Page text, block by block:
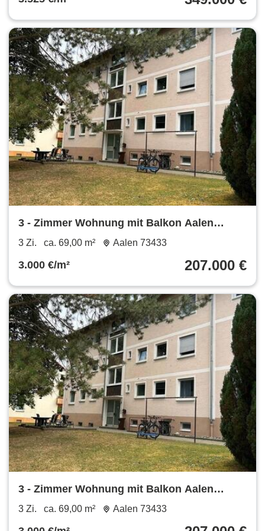
3 - Zimmer Wohnung mit Balkon Aalen
*provisionsfrei
3 Zi. ca. 69,00 m² Aalen 73433
3.000 €/m² 207.000 €
3 - Zimmer Wohnung mit Balkon Aalen
*provisionsfrei
3 Zi. ca. 69,00 m² Aalen 73433